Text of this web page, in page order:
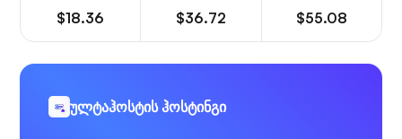
$18.36 $36.72 $55.08
ულტაჰოსტის ჰოსტინგი